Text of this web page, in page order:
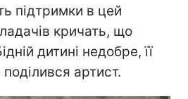
підтримки в цей
кричать, що
дитині недобре, її
артист.